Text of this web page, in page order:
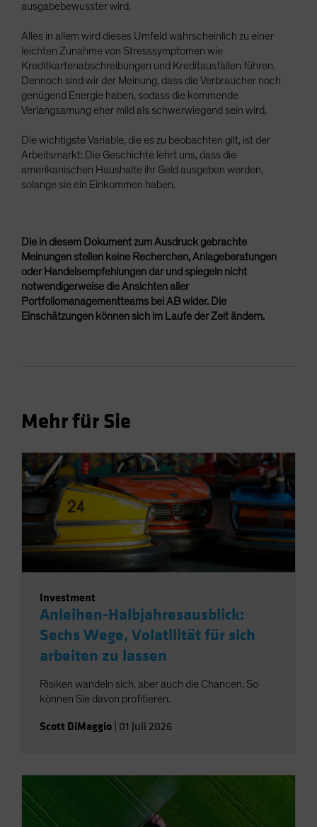
ausgabebewusster wird.
Alles in allem wird dieses Umfeld wahrscheinlich zu einer
leichten Zunahme von Stresssymptomen wie
Kreditkartenabschreibungen und Kreditausfällen führen.
Dennoch sind wir der Meinung, dass die Verbraucher noch
genügend Energie haben, sodass die kommende
Verlangsamung eher mild als schwerwiegend sein wird.
Die wichtigste Variable, die es zu beobachten gilt, ist der
Arbeitsmarkt: Die Geschichte lehrt uns, dass die
amerikanischen Haushalte ihr Geld ausgeben werden,
solange sie ein Einkommen haben.
Die in diesem Dokument zum Ausdruck gebrachte
Meinungen stellen keine Recherchen, Anlageberatungen
oder Handelsempfehlungen dar und spiegeln nicht
notwendigerweise die Ansichten aller
Portfoliomanagementteams bei AB wider. Die
Einschätzungen können sich im Laufe der Zeit ändern.
Mehr für Sie
Investment
Anleihen-Halbjahresausblick:
Sechs Wege, Volatilität für sich
arbeiten zu lassen
Risiken wandeln sich, aber auch die Chancen. So
können Sie davon profitieren.
Scott DiMaggio 01 Juli 2026